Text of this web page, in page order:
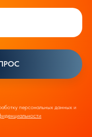
персональных данных и